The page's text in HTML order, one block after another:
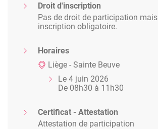
Droit d'inscription
Pas de droit de participation mais
inscription obligatoire.
Horaires
Liège - Sainte Beuve
Le 4 juin 2026
De 08h30 à 11h30
Certificat - Attestation
Attestation de participation